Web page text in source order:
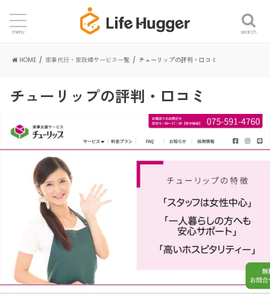
search
menu
HOME 家事代行・家政婦サービス一覧 チューリップの評判・口コミ
チューリップの評判・口コミ